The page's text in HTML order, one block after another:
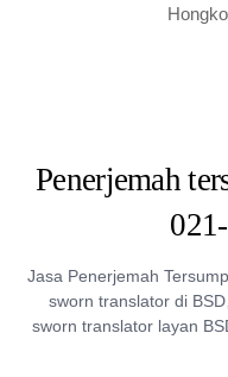
Penerjemah
Jasa Penerjemah
sworn translator di BSD,
sworn translator layan